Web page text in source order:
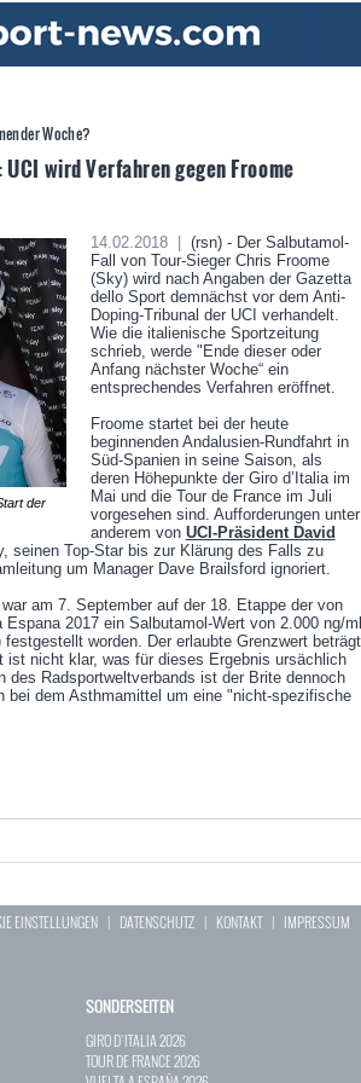
Woche?
wird Verfahren gegen Froome
der
14.02.2018 |
(rsn) - Der Salbutamol-
Fall von Tour-Sieger Chris Froome
(Sky) wird nach Angaben der Gazetta
dello Sport demnächst vor dem Anti-
Doping-Tribunal der UCI verhandelt.
Wie die italienische Sportzeitung
schrieb, werde "Ende dieser oder
Anfang nächster Woche“ ein
entsprechendes Verfahren eröffnet.
Froome startet bei der heute
beginnenden Andalusien-Rundfahrt in
Süd-Spanien in seine Saison, als
deren Höhepunkte der Giro d’Italia im
Mai und die Tour de France im Juli
vorgesehen sind. Aufforderungen unter
anderem von UCI-Präsident David
seinen Top-Star bis zur Klärung des Falls zu
um Manager Dave Brailsford ignoriert.
am 7. September auf der 18. Etappe der von
Espana 2017 ein Salbutamol-Wert von 2.000 ng/ml
worden. Der erlaubte Grenzwert beträgt
ist nicht klar, was für dieses Ergebnis ursächlich
des Radsportweltverbands ist der Brite dennoch
bei dem Asthmamittel um eine "nicht-spezifische
EINSTELLUNGEN | DATENSCHUTZ | KONTAKT| IMPRESSUM
SONDERSEITEN
GIRO D`ITALIA 2026
TOUR DE FRANCE 2026